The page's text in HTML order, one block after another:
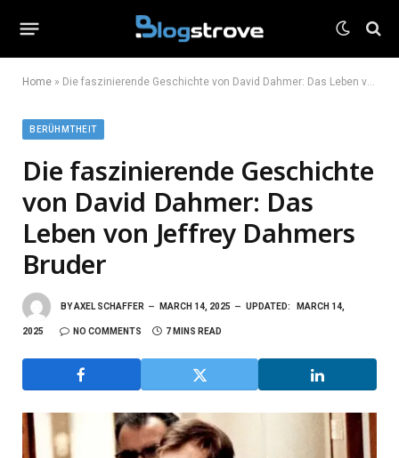
Home » Die faszinierende Geschichte von David Dahmer: Das Leben von Jeffrey Dahmers Bruder
BERÜHMTHEIT
Die faszinierende Geschichte
von David Dahmer: Das
Leben von Jeffrey Dahmers
Bruder
BYAXEL SCHAFFER MARCH 14, 2025 UPDATED: MARCH 14,
2025 NO COMMENTS 7 MINS READ